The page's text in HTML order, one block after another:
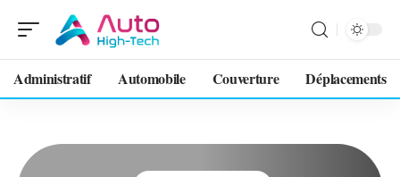
Administratif Automobile Couverture Déplacements